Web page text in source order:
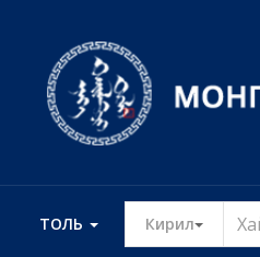
ТОЛЬ Кирил Toggle